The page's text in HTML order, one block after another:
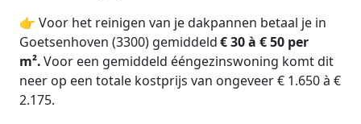
👉 Voor het reinigen van je dakpannen betaal je in
Goetsenhoven (3300) gemiddeld€ 30 à € 50 per
m².Voor een gemiddeld ééngezinswoning komt dit
neer op een totale kostprijs van ongeveer € 1.650 à €
2.175.